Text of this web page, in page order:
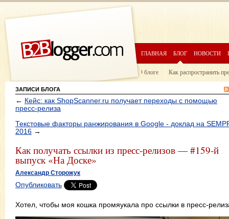
ГЛАВНАЯ БЛОГ НОВОСТИ
О блоге Как распространить
ЗАПИСИ БЛОГА
← Кейс: как ShopScanner.ru получает переходы с помощью
пресс-релиза
Текстовые факторы ранжирования в Google - доклад на
2016 →
Как получать ссылки из пресс-релизов — #159-й
выпуск «На Доске»
Александр Сторожук
Опубликовать
Хотел, чтобы моя кошка промяукала про ссылки в пресс-